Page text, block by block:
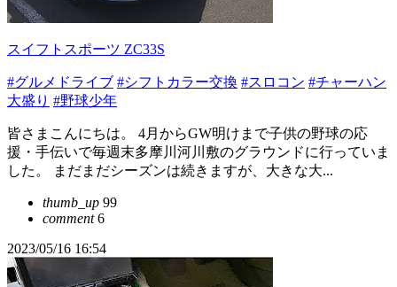
スイフトスポーツ ZC33S
#グルメドライブ #シフトカラー交換 #スロコン #チャーハン
大盛り #野球少年
皆さまこんにちは。 4月からGW明けまで子供の野球の応
援・手伝いで毎週末多摩川河川敷のグラウンドに行っていま
した。 まだまだシーズンは続きますが、大きな大...
thumb_up 99
comment6
2023/05/16 16:54